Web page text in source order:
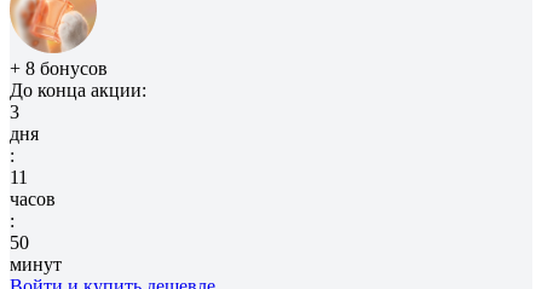
+ 8 бонусов
До конца акции:
3
дня
:
11
часов
:
50
минут